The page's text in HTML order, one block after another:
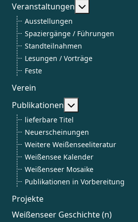
Veranstaltungen
Weitere
Ausstellungen
Spaziergänge / Führungen
Standteilnahmen
Lesungen / Vorträge
Feste
Verein
Publikationen
Weitere
lieferbare Titel
Neuerscheinungen
Weitere Weißenseeliteratur
Weißensee Kalender
Weißenseer Mosaike
Publikationen in Vorbereitung
Projekte
Weißenseer Geschichte (n)